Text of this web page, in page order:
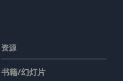
资源
书籍/幻灯片